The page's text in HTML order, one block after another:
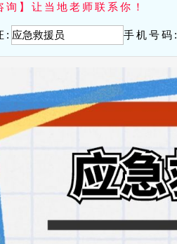
询】让当地老师联系你！
: 手机号码: